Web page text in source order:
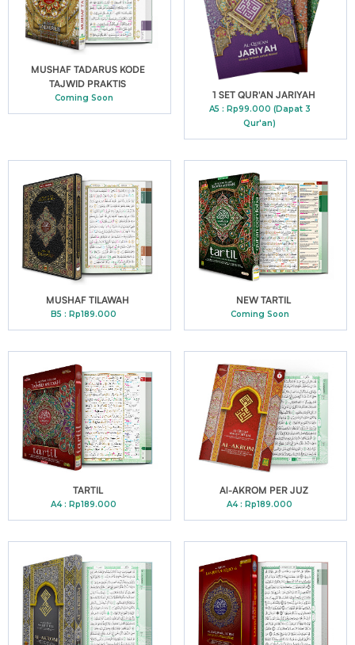
MUSHAF TADARUS KODE
TAJWID PRAKTIS
Coming Soon 1 SET QUR'AN JARIYAH
A5 : Rp99.000 (Dapat 3
Qur'an)
MUSHAF TILAWAH
B5 : Rp189.000
NEW TARTIL
Coming Soon
TARTIL
A4 : Rp189.000
Al-AKROM PER JUZ
A4 : Rp189.000